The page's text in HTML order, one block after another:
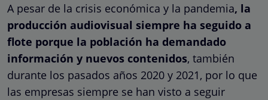
A pesar de la crisis económica y la pandemia, la
producción audiovisual siempre ha seguido a
flote porque la población ha demandado
información y nuevos contenidos, también
durante los pasados años 2020 y 2021, por lo que
las empresas siempre se han visto a seguir